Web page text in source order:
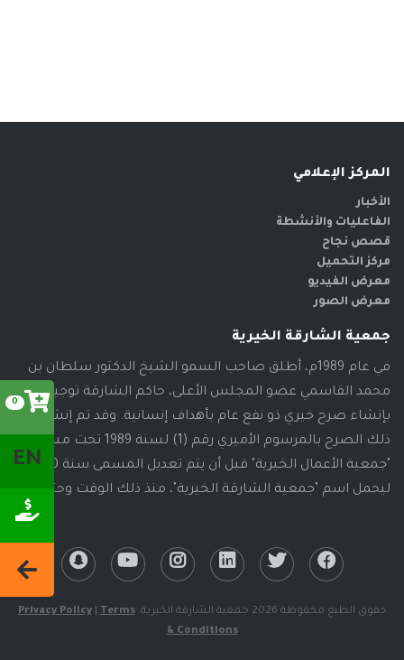
0
EN
المركز الإعلامي
الأخبار
الفاعليات والأنشطة
قصص نجاح
مركز التحميل
معرض الفيديو
معرض الصور
جمعية الشارقة الخيرية
في عام 1989م، أطلق صاحب السمو الشيخ الدكتور سلطان بن
محمد القاسمي عضو المجلس الأعلى، حاكم الشارقة توجيهاته
بإنشاء صرح خيري ذو نفع عام بأهداف إنسانية. وقد تم إنشاء
ذلك الصرح بالمرسوم الأميري رقم (1) لسنة 1989 تحت مسمى
"جمعية الأعمال الخيرية" قبل أن يتم تعديل المسمى سنة 2000م،
ليحمل اسم "جمعية الشارقة الخيرية"، منذ ذلك الوقت وحتى الآن
حقوق الطبع محفوظة 2026 جمعية الشارقة الخيرية. Privacy Policy|Terms
& Conditions